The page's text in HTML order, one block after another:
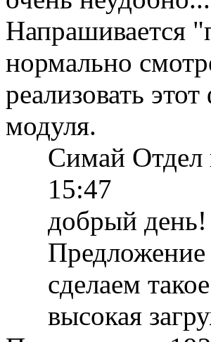
Напрашивается
нормально
реализовать
модуля.
Симай Отдел
15:47
добрый день!
сделаем
высокая